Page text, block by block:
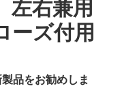
左右兼用
ズ付用
品をお勧めしま